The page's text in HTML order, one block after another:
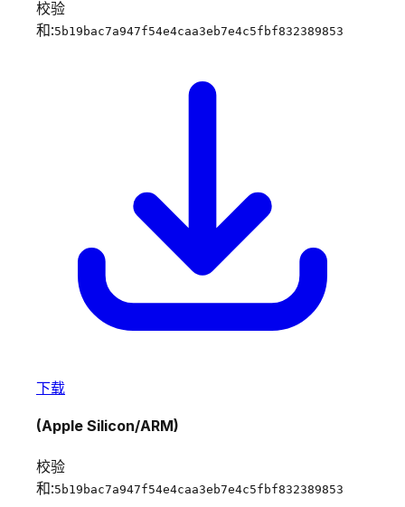
校验
和:5b19bac7a947f54e4caa3eb7e4c5fbf832389853
下载
(Apple Silicon/ARM)
校验
和:5b19bac7a947f54e4caa3eb7e4c5fbf832389853